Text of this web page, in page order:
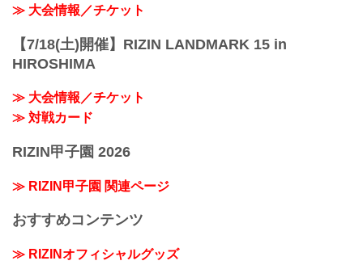
≫ 大会情報／チケット
【7/18(土)開催】RIZIN LANDMARK 15 in
HIROSHIMA
≫ 大会情報／チケット
≫ 対戦カード
RIZIN甲子園 2026
≫ RIZIN甲子園 関連ページ
おすすめコンテンツ
≫ RIZINオフィシャルグッズ